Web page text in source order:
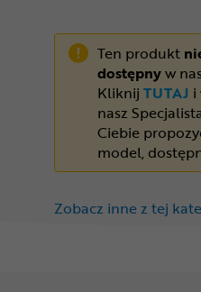
Ten produkt
dostępnyw
Kliknij TUTAJ i
nasz
Ciebie
model,
Zobacz inne z tej